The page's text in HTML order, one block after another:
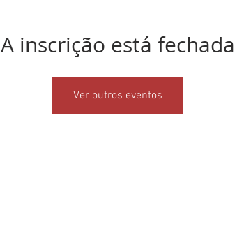
A inscrição está fechada
Ver outros eventos